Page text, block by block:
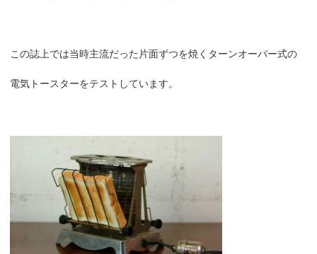
この誌上では当時主流だった片面ずつを焼くターンオーバー式の
電気トースターをテストしています。